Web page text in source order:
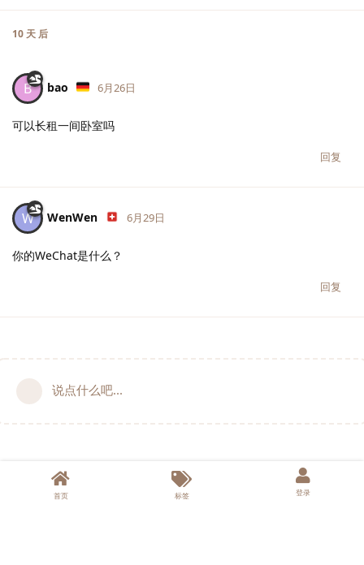
10 天 后
B bao 6月26日
可以长租一间卧室吗
回复
W WenWen 6月29日
你的WeChat是什么？
回复
说点什么吧...
首页 标签 登录